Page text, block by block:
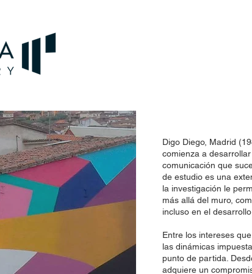
Digo Diego, Madrid
comienza a
comunicación que
de estudio es una
la investigación le
más allá del muro,
incluso en el
Entre los intereses
las dinámicas
punto de partida.
adquiere un